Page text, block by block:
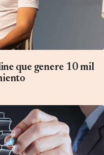
que genere 10 mil